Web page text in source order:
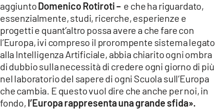
aggiuntoDomenico Rotiroti – e che ha riguardato,
essenzialmente, studi, ricerche, esperienze e
progetti e quant’altro possa avere a che fare con
l’Europa, ivi compreso il prorompente sistema legato
alla Intelligenza Artificiale, abbia chiarito ogni ombra
di dubbio sulla necessità di credere ogni giorno di più
nel laboratorio del sapere di ogni Scuola sull’Europa
che cambia. E questo vuol dire che anche per noi, in
fondo, l’Europa rappresenta una grande sfida».